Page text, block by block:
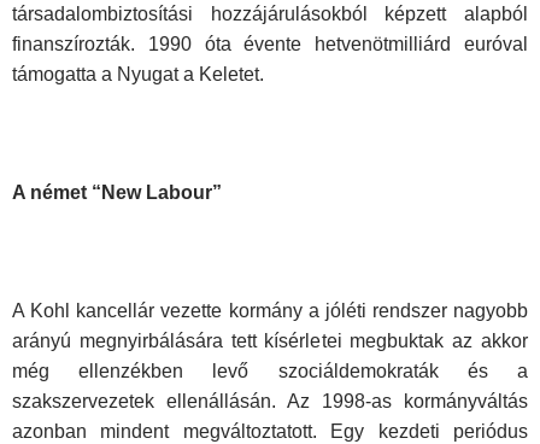
társadalombiztosítási hozzájárulásokból képzett alapból
finanszírozták. 1990 óta évente hetvenötmilliárd euróval
támogatta a Nyugat a Keletet.
A német “New Labour”
A Kohl kancellár vezette kormány a jóléti rendszer nagyobb
arányú megnyirbálására tett kísérletei megbuktak az akkor
még ellenzékben levő szociáldemokraták és a
szakszervezetek ellenállásán. Az 1998-as kormányváltás
azonban mindent megváltoztatott. Egy kezdeti periódus